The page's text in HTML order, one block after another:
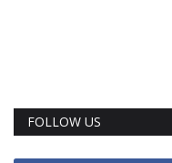
FOLLOW US